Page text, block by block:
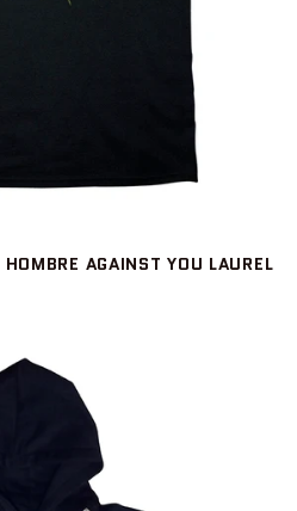
AGAINST YOU LAUREL